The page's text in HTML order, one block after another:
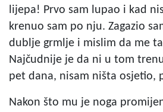
lijepa! Prvo sam lupao i kad
krenuo sam po nju. Zagazio
dublje grmlje i mislim da me
Najčudnije je da ni u tom
pet dana, nisam ništa osjetio,
Nakon što mu je noga